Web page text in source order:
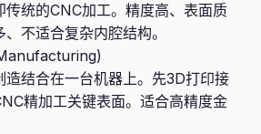
传统的CNC加工。精度高、表面质
不适合复杂内腔结构。
造结合在一台机器上。先3D打印接
精加工关键表面。适合高精度金